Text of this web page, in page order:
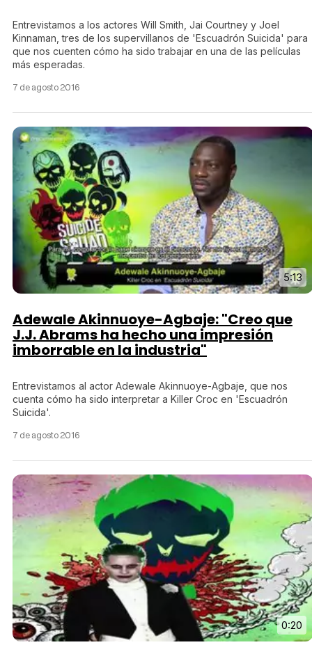
Entrevistamos a los actores Will Smith, Jai Courtney y Joel
Kinnaman, tres de los supervillanos de 'Escuadrón Suicida' para
que nos cuenten cómo ha sido trabajar en una de las películas
más esperadas.
7 de agosto 2016
5:13
Adewale Akinnuoye-Agbaje: "Creo que
J.J. Abrams ha hecho una impresión
imborrable en la industria"
Entrevistamos al actor Adewale Akinnuoye-Agbaje, que nos
cuenta cómo ha sido interpretar a Killer Croc en 'Escuadrón
Suicida'.
7 de agosto 2016
0:20